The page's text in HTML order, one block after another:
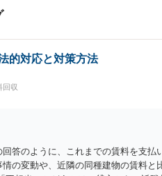
的対応と対策方法
回収
答のように、これまでの賃料を支
の変動や、近隣の同種建物の賃料